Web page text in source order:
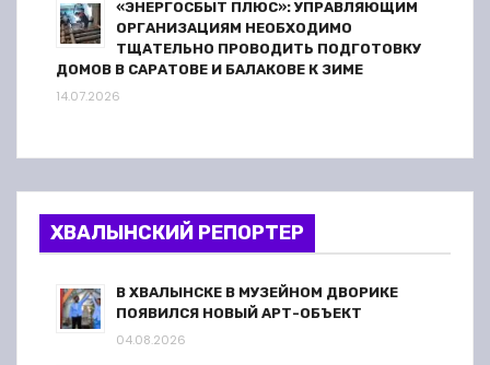
«ЭНЕРГОСБЫТ ПЛЮС»: УПРАВЛЯЮЩИМ
ОРГАНИЗАЦИЯМ НЕОБХОДИМО
ТЩАТЕЛЬНО ПРОВОДИТЬ ПОДГОТОВКУ
ДОМОВ В САРАТОВЕ И БАЛАКОВЕ К ЗИМЕ
14.07.2026
ХВАЛЫНСКИЙ РЕПОРТЕР
В ХВАЛЫНСКЕ В МУЗЕЙНОМ ДВОРИКЕ
ПОЯВИЛСЯ НОВЫЙ АРТ-ОБЪЕКТ
04.08.2026